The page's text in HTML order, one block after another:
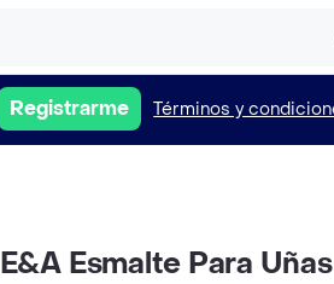
Registrarme Términos y
E&A Esmalte Para